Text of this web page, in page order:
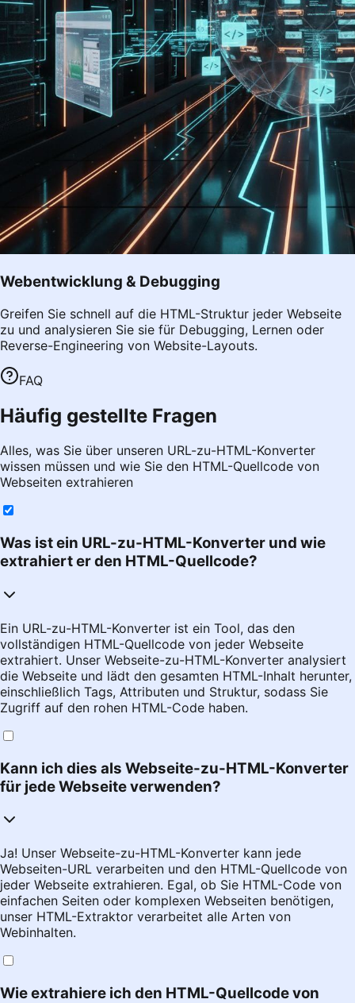
Webentwicklung & Debugging
Greifen Sie schnell auf die HTML-Struktur jeder Webseite
zu und analysieren Sie sie für Debugging, Lernen oder
Reverse-Engineering von Website-Layouts.
FAQ
Häufig gestellte Fragen
Alles, was Sie über unseren URL-zu-HTML-Konverter
wissen müssen und wie Sie den HTML-Quellcode von
Webseiten extrahieren
Was ist ein URL-zu-HTML-Konverter und wie
extrahiert er den HTML-Quellcode?
Ein URL-zu-HTML-Konverter ist ein Tool, das den
vollständigen HTML-Quellcode von jeder Webseite
extrahiert. Unser Webseite-zu-HTML-Konverter analysiert
die Webseite und lädt den gesamten HTML-Inhalt herunter,
einschließlich Tags, Attributen und Struktur, sodass Sie
Zugriff auf den rohen HTML-Code haben.
Kann ich dies als Webseite-zu-HTML-Konverter
für jede Webseite verwenden?
Ja! Unser Webseite-zu-HTML-Konverter kann jede
Webseiten-URL verarbeiten und den HTML-Quellcode von
jeder Webseite extrahieren. Egal, ob Sie HTML-Code von
einfachen Seiten oder komplexen Webseiten benötigen,
unser HTML-Extraktor verarbeitet alle Arten von
Webinhalten.
Wie extrahiere ich den HTML-Quellcode von